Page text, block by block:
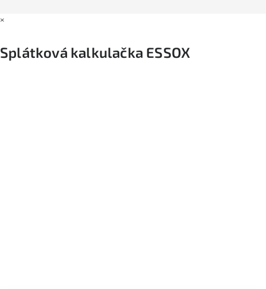
×
Splátková kalkulačka ESSOX